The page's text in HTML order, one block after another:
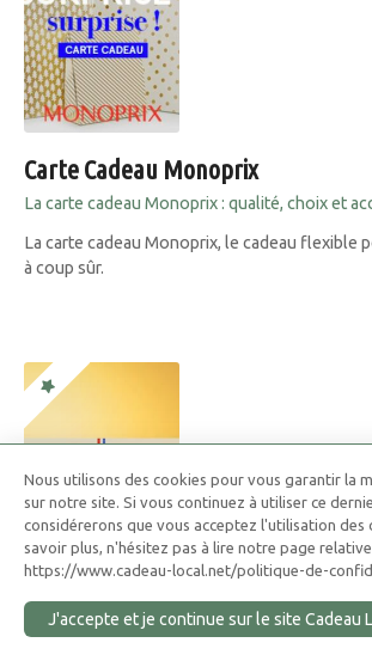
Carte Cadeau Monoprix
La carte cadeau Monoprix : qualité, choix et
La carte cadeau Monoprix, le cadeau flexible
à coup sûr.
Coffret Cadeau Adopt Parfum
Nous utilisons des cookies pour vous garantir la
sur notre site. Si vous continuez à utiliser ce
considérerons que vous acceptez l'utilisation des
savoir plus, n'hésitez pas à lire notre page
https://www.cadeau-local.net/politique-de-
J'accepte et je continue sur le site Cadeau